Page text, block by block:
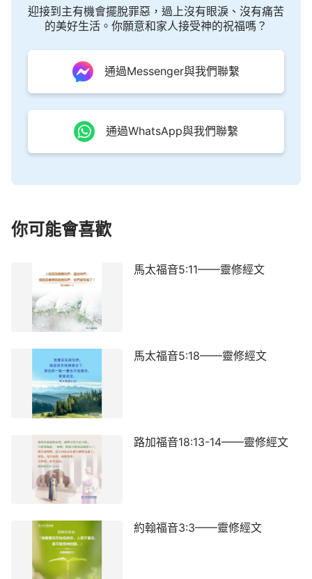
迎接到主有機會擺脫罪惡，過上沒有眼淚、沒有痛苦
的美好生活。你願意和家人接受神的祝福嗎？
通過Messenger與我們聯繫
通過WhatsApp與我們聯繫
你可能會喜歡
馬太福音5:11——靈修經文
馬太福音5:18——靈修經文
路加福音18:13-14——靈修經文
約翰福音3:3——靈修經文